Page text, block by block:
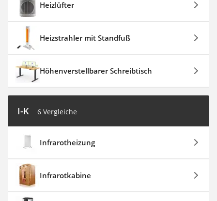
Heizlüfter
Heizstrahler mit Standfuß
Höhenverstellbarer Schreibtisch
I-K 6 Vergleiche
Infrarotheizung
Infrarotkabine